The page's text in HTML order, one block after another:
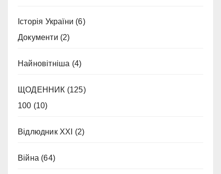
Історія України (6)
Документи (2)
Найновітніша (4)
ЩОДЕННИК (125)
100 (10)
Відлюдник XXI (2)
Війна (64)